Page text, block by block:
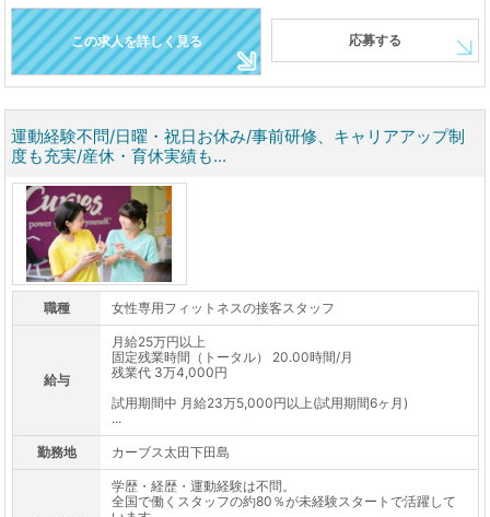
この求人を詳しく見る 応募する
運動経験不問/日曜・祝日お休み/事前研修、キャリアアップ制
度も充実/産休・育休実績も...
職種 女性専用フィットネスの接客スタッフ
給与
月給25万円以上
固定残業時間（トータル） 20.00時間/月
残業代 3万4,000円
試用期間中 月給23万5,000円以上(試用期間6ヶ月)
...
勤務地 カーブス太田下田島
学歴・経歴・運動経験は不問。
全国で働くスタッフの約80％が未経験スタートで活躍して